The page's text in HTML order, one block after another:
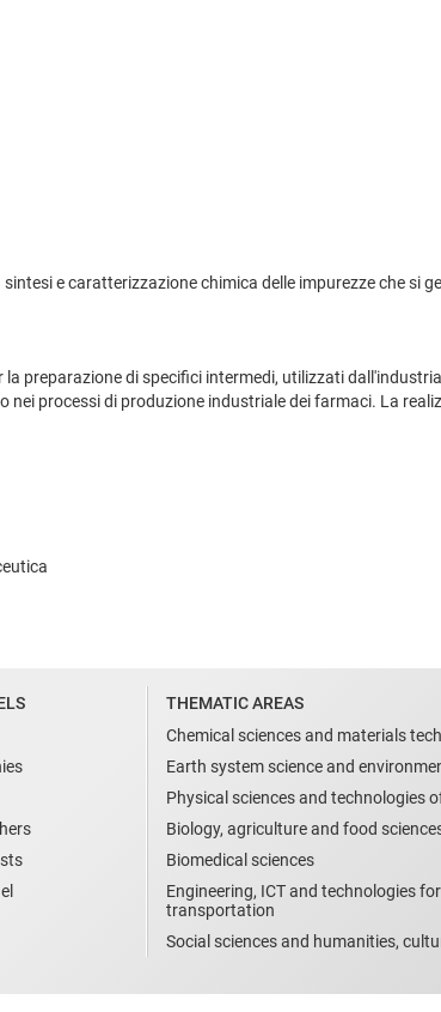
e caratterizzazione chimica delle impurezze che si
preparazione di specifici intermedi, utilizzati
processi di produzione industriale dei farmaci. La
THEMATIC AREAS
Chemical sciences and materials
Earth system science and
Physical sciences and technologies
Biology, agriculture and food
Biomedical sciences
Engineering, ICT and technologies
transportation
Social sciences and humanities,